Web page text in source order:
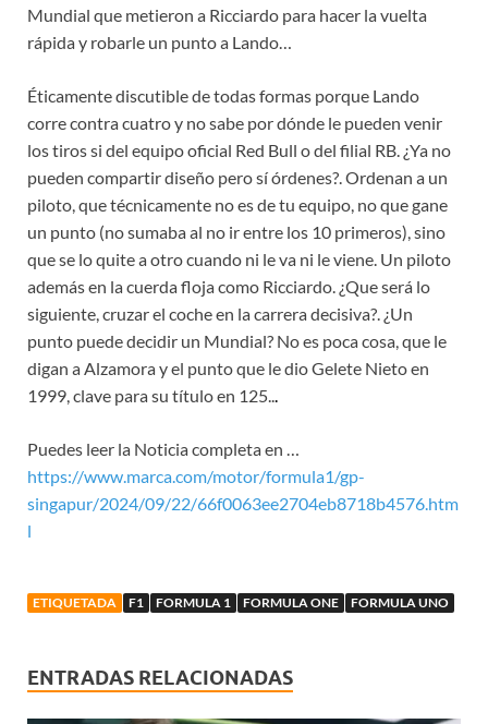
Mundial que metieron a Ricciardo para hacer la vuelta
rápida y robarle un punto a Lando…
Éticamente discutible de todas formas porque Lando
corre contra cuatro y no sabe por dónde le pueden venir
los tiros si del equipo oficial Red Bull o del filial RB. ¿Ya no
pueden compartir diseño pero sí órdenes?. Ordenan a un
piloto, que técnicamente no es de tu equipo, no que gane
un punto (no sumaba al no ir entre los 10 primeros), sino
que se lo quite a otro cuando ni le va ni le viene. Un piloto
además en la cuerda floja como Ricciardo. ¿Que será lo
siguiente, cruzar el coche en la carrera decisiva?. ¿Un
punto puede decidir un Mundial? No es poca cosa, que le
digan a Alzamora y el punto que le dio Gelete Nieto en
1999, clave para su título en 125...
Puedes leer la Noticia completa en …
https://www.marca.com/motor/formula1/gp-
singapur/2024/09/22/66f0063ee2704eb8718b4576.htm
l
ETIQUETADA F1 FORMULA 1 FORMULA ONE FORMULA UNO
ENTRADAS RELACIONADAS